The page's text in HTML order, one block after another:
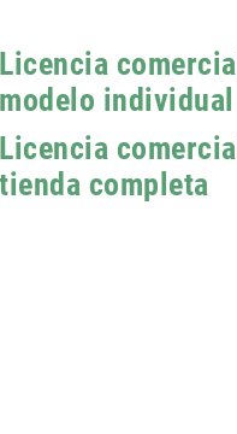
Licencia comercial
modelo individual
Licencia comercial
tienda completa